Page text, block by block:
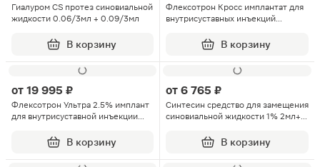
Гиалуром CS протез синовиальной
жидкости 0.06/3мл + 0.09/3мл
В корзину
Флексотрон Кросс имплантат для
внутрисуставных инъекций
В корзину
от 19 995 ₽
Флексотрон Ультра 2.5% имплант
для внутрисуставной инъекции
В корзину
от 6 765 ₽
Синтесин средство для замещения
синовиальной жидкости 1% 2мл+
0,8х50мм
В корзину